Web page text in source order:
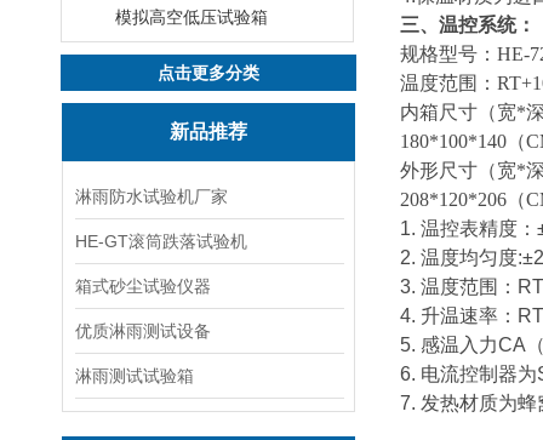
模拟高空低压试验箱
点击更多分类
新品推荐
淋雨防水试验机厂家
HE-GT滚筒跌落试验机
箱式砂尘试验仪器
优质淋雨测试设备
淋雨测试试验箱
三、温控系统：
规格型号：HE-
温度范围：
内箱尺寸（宽*
180*100*140（
外形尺寸（宽*
208*120*206（
1. 温控表精度
2. 温度均匀度
3. 温度范围：
4. 升温速率：
5. 感温入力CA
6. 电流控制器
7. 发热材质为